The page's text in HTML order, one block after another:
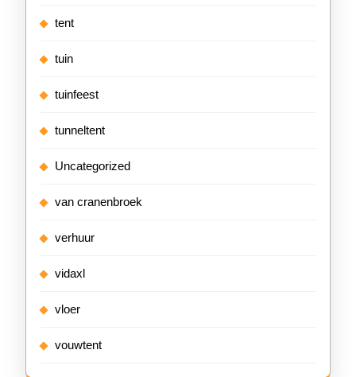
tent
tuin
tuinfeest
tunneltent
Uncategorized
van cranenbroek
verhuur
vidaxl
vloer
vouwtent